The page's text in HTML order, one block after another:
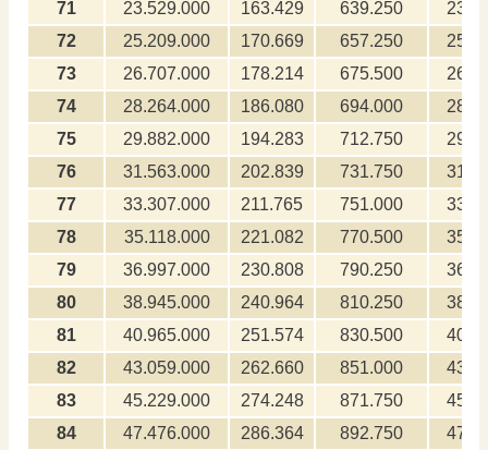
71
23.529.000 163.429 639.250
72
25.209.000 170.669 657.250
73
26.707.000 178.214 675.500
74
28.264.000 186.080 694.000
75
29.882.000 194.283 712.750
76
31.563.000 202.839 731.750
77
33.307.000 211.765 751.000
78
35.118.000 221.082 770.500
79
36.997.000 230.808 790.250
80
38.945.000 240.964 810.250
81
40.965.000 251.574 830.500
82
43.059.000 262.660 851.000
83
45.229.000 274.248 871.750
84
47.476.000 286.364 892.750